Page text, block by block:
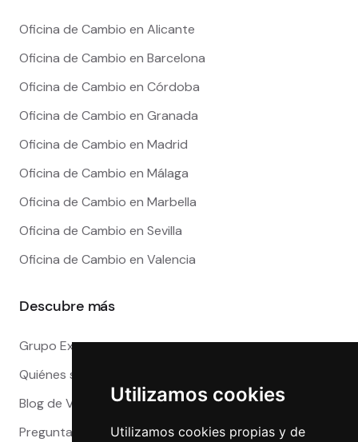
Utilizamos cookies
Utilizamos cookies propias y de
Oficina de Cambio en Alicante
Oficina de Cambio en Barcelona
Oficina de Cambio en Córdoba
Oficina de Cambio en Granada
Oficina de Cambio en Madrid
Oficina de Cambio en Málaga
Oficina de Cambio en Marbella
Oficina de Cambio en Sevilla
Oficina de Cambio en Valencia
Descubre más
Grupo Exact
Quiénes somos
Blog de Viajeros
Preguntas Frecuentes